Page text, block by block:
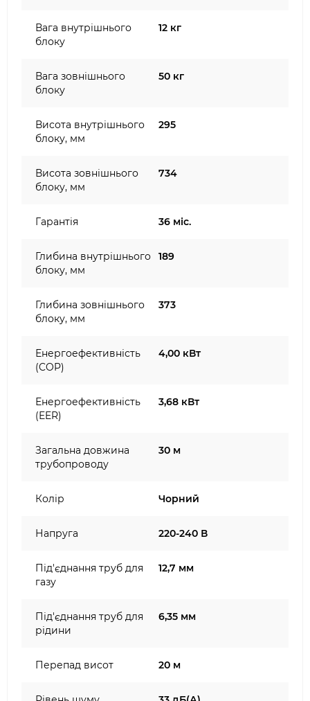
Вага внутрішнього
блоку
12 кг
Вага зовнішнього
блоку
50 кг
Висота внутрішнього
блоку, мм
295
Висота зовнішнього
блоку, мм
734
Гарантія 36 міс.
Глибина внутрішнього
блоку, мм
189
Глибина зовнішнього
блоку, мм
373
Енергоефективність
(COP)
4,00 кВт
Енергоефективність
(EER)
3,68 кВт
Загальна довжина
трубопроводу
30 м
Колір Чорний
Напруга 220-240 В
Під'єднання труб для
газу
12,7 мм
Під'єднання труб для
рідини
6,35 мм
Перепад висот 20 м